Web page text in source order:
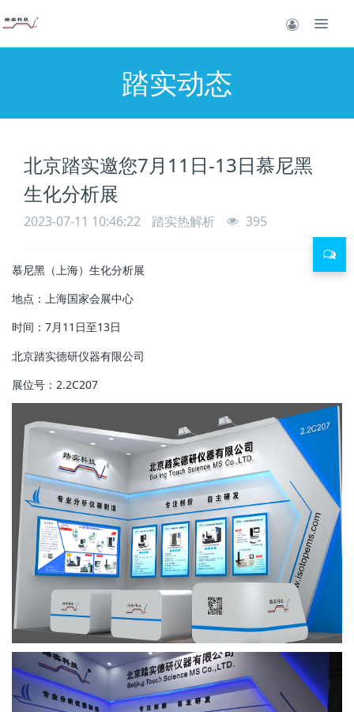
踏实动态
北京踏实邀您7月11日-13日慕尼黑
生化分析展
2023-07-11 10:46:22 踏实热解析 395
慕尼黑（上海）生化分析展
地点：上海国家会展中心
时间：7月11日至13日
北京踏实德研仪器有限公司
展位号：2.2C207